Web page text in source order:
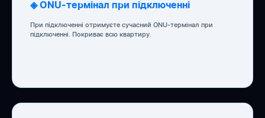
◈ ONU-термінал при підключенні
При підключенні отримуєте сучасний ONU-термінал при
підключенні. Покриває всю квартиру.